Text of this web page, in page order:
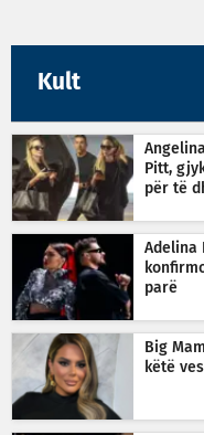
Kult
Pitt,
për të
Adelina
parë
Big
këtë